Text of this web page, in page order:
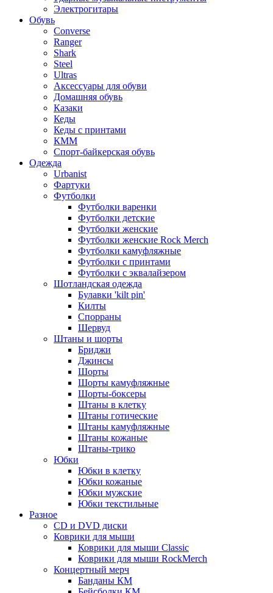
Электрогитары
Обувь
Converse
Ranger
Shark
Steel
Ultras
Аксессуары для обуви
Домашняя обувь
Казаки
Кеды
Кеды с принтами
КММ
Спорт-байкерская обувь
Одежда
Urbanist
Фартуки
Футболки
Футболки варенки
Футболки детские
Футболки женские
Футболки женские Rock Merch
Футболки камуфляжные
Футболки с принтами
Футболки с эквалайзером
Шотландская одежда
Булавки 'kilt pin'
Килты
Спорраны
Шервуд
Штаны и шорты
Бриджи
Джинсы
Шорты
Шорты камуфляжные
Шорты-боксеры
Штаны в клетку
Штаны готические
Штаны камуфляжные
Штаны кожаные
Штаны-трико
Юбки
Юбки в клетку
Юбки кожаные
Юбки мужские
Юбки текстильные
Разное
CD и DVD диски
Коврики для мыши
Коврики для мыши Classic
Коврики для мыши RockMerch
Концертный мерч
Банданы КМ